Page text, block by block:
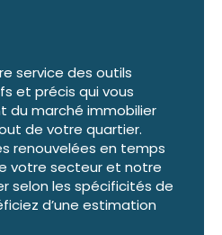
vous conseillons sur
afin de vous
un investissement
également les
service des outils
et précis qui vous
du marché immobilier
de votre quartier.
renouvelées en temps
votre secteur et notre
selon les spécificités de
d’une estimation